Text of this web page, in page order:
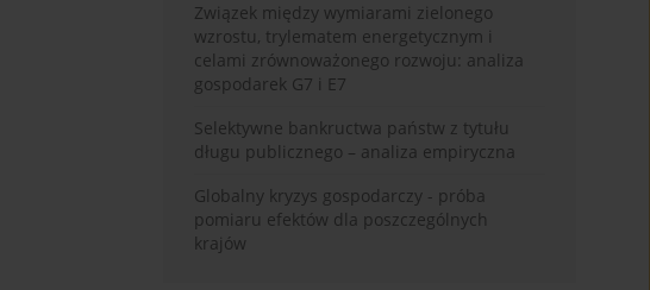
Związek między wymiarami zielonego
wzrostu, trylematem energetycznym i
celami zrównoważonego rozwoju: analiza
gospodarek G7 i E7
Selektywne bankructwa państw z tytułu
długu publicznego – analiza empiryczna
Globalny kryzys gospodarczy - próba
pomiaru efektów dla poszczególnych
krajów